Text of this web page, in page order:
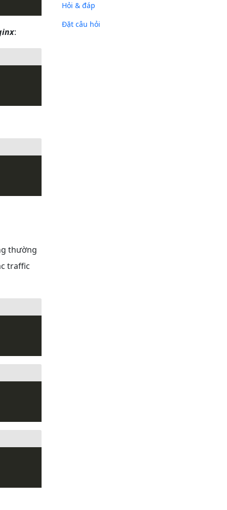
:
thường
traffic
Hỏi & đáp
Đặt câu hỏi